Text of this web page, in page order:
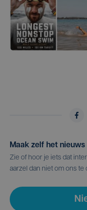
Maak zelf het nieuws
Zie of hoor je iets dat
aarzel dan niet om ons te